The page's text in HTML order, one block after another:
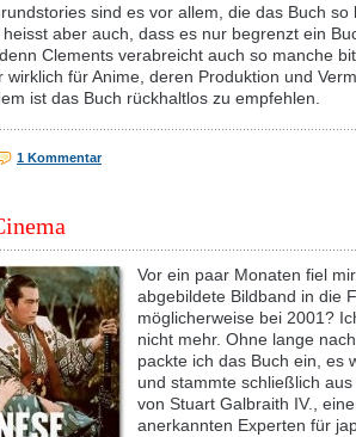
sind es vor allem, die das Buch so
aber auch, dass es nur begrenzt ein
Clements verabreicht auch so manche
wirklich für Anime, deren Produktion und
ist das Buch rückhaltlos zu empfehlen.
1 Kommentar
Vor ein paar Monaten fiel
abgebildete Bildband in die
möglicherweise bei 2001?
nicht mehr. Ohne lange
packte ich das Buch ein, es
und stammte schließlich
von Stuart Galbraith IV.,
anerkannten Experten für